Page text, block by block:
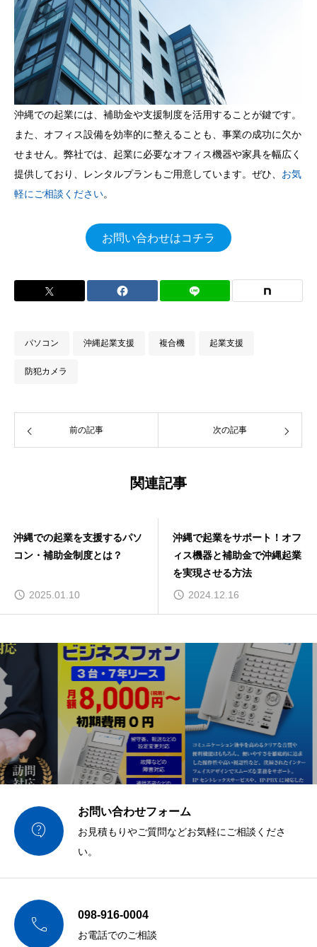
沖縄での起業には、補助金や支援制度を活用することが鍵です。
また、オフィス設備を効率的に整えることも、事業の成功に欠か
せません。弊社では、起業に必要なオフィス機器や家具を幅広く
提供しており、レンタルプランもご用意しています。ぜひ、 お気
軽にご相談ください。
お問い合わせはコチラ
パソコン 沖縄起業支援 複合機 起業支援
防犯カメラ
前の記事 次の記事
関連記事
沖縄での起業を支援するパソ
コン・補助金制度とは？
2025.01.10
沖縄で起業をサポート！オフ
ィス機器と補助金で沖縄起業
を実現させる方法
2024.12.16

お問い合わせフォーム
お見積もりやご質問などお気軽にご相談くださ
い。
 098-916-0004
お電話でのご相談